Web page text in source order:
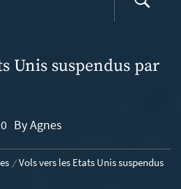
Unis suspendus par
ByAgnes
Vols vers les Etats Unis suspendus